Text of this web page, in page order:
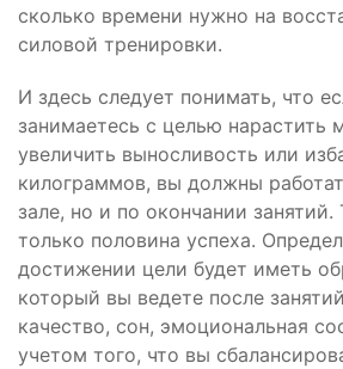
сколько времени нужно на
силовой тренировки.
И здесь следует понимать, что
занимаетесь с целью нарастить
увеличить выносливость или
килограммов, вы должны
зале, но и по окончании занятий.
только половина успеха.
достижении цели будет иметь
который вы ведете после
качество, сон, эмоциональная
учетом того, что вы